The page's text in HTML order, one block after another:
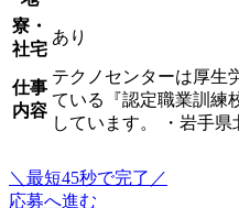
寮・
社宅
あり
仕事
内容
テクノセンターは厚生
ている『認定職業訓練
しています。 ・岩手県
＼最短45秒で完了／
応募へ進む